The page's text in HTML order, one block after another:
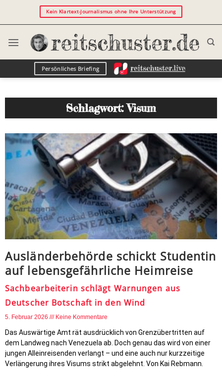
Kein Klartext-Journalismus ohne Ihre Unterstützung
Persönliches Briefing
Schlagwort: Visum
Ausländerbehörde schickt Studentin
auf lebensgefährliche Heimreise
Sachbearbeiterin schlägt Warnungen aus
Deutscher Botschaft in den Wind
5. Februar 2026 Keine Kommentare
Das Auswärtige Amt rät ausdrücklich von Grenzübertritten auf
dem Landweg nach Venezuela ab. Doch genau das wird von einer
jungen Alleinreisenden verlangt – und eine auch nur kurzzeitige
Verlängerung ihres Visums strikt abgelehnt. Von Kai Rebmann.